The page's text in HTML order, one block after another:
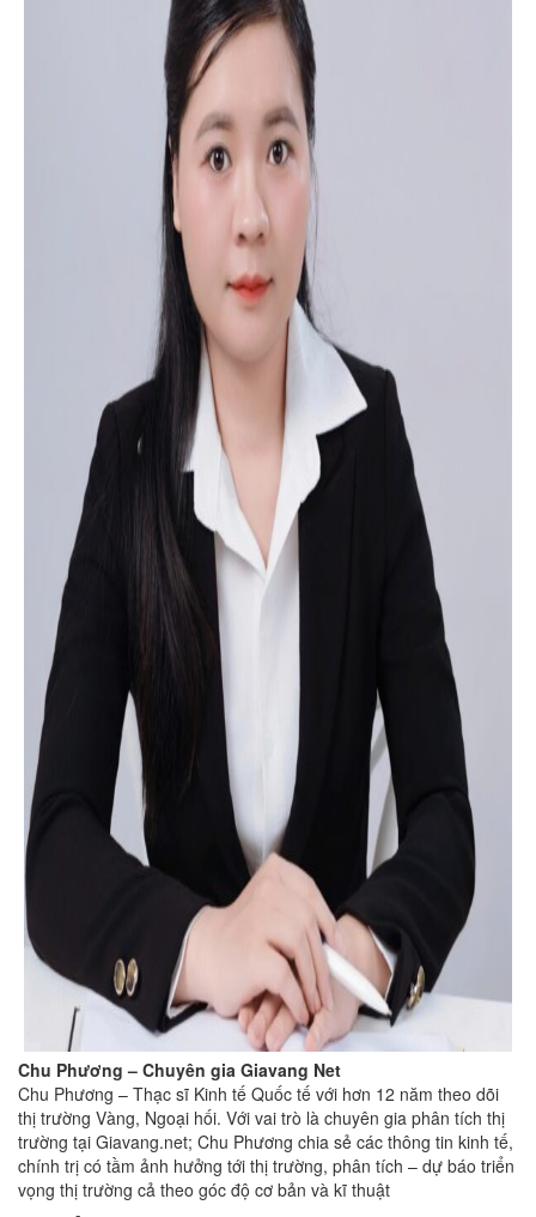
Chu Phương – Chuyên gia Giavang Net
Chu Phương – Thạc sĩ Kinh tế Quốc tế với hơn 12 năm theo dõi
thị trường Vàng, Ngoại hối. Với vai trò là chuyên gia phân tích thị
trường tại Giavang.net; Chu Phương chia sẻ các thông tin kinh tế,
chính trị có tầm ảnh hưởng tới thị trường, phân tích – dự báo triển
vọng thị trường cả theo góc độ cơ bản và kĩ thuật